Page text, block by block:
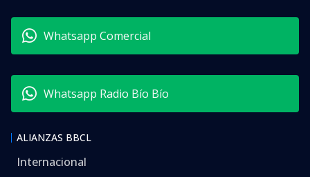
Whatsapp Comercial
Whatsapp Radio Bío Bío
ALIANZAS BBCL
Internacional